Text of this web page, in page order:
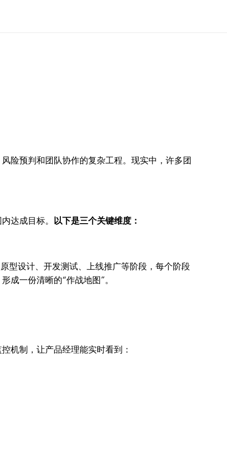
险预判和团队协作的复杂工程。现实中，许多团
达成目标。 以下是三个关键维度：
型设计、开发测试、上线推广等阶段，每个阶段
成一份清晰的“作战地图”。
机制，让产品经理能实时看到：